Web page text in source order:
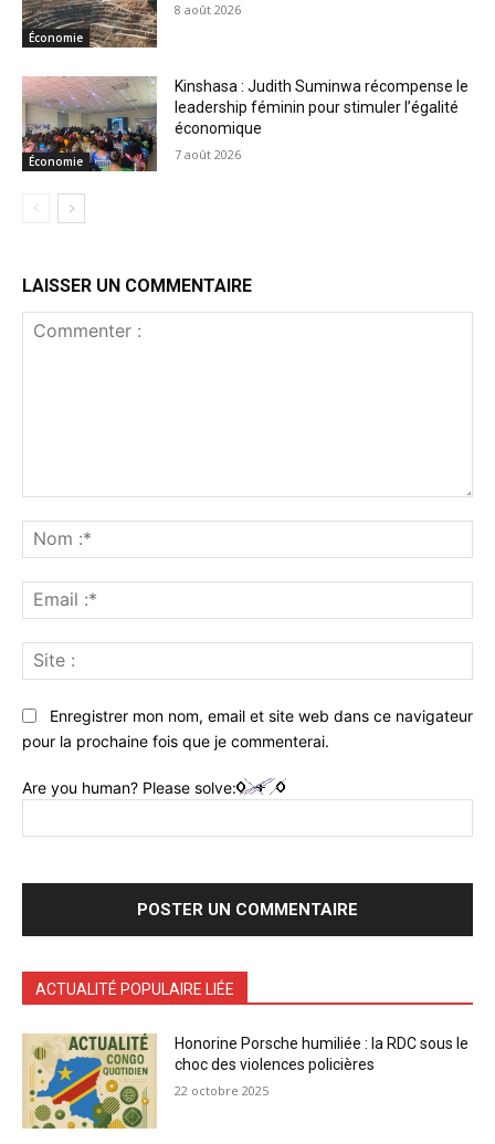
Économie
8 août 2026
Économie
Kinshasa : Judith Suminwa récompense le
leadership féminin pour stimuler l’égalité
économique
7 août 2026
LAISSER UN COMMENTAIRE
:*
:*
:
Enregistrer mon nom, email et site web dans ce navigateur
pour la prochaine fois que je commenterai.
Are you human? Please solve:
ACTUALITÉ POPULAIRE LIÉE
Honorine Porsche humiliée : la RDC sous le
choc des violences policières
22 octobre 2025